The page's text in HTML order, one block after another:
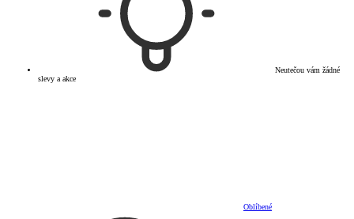
Neutečou vám žádné
slevy a akce
Oblíbené